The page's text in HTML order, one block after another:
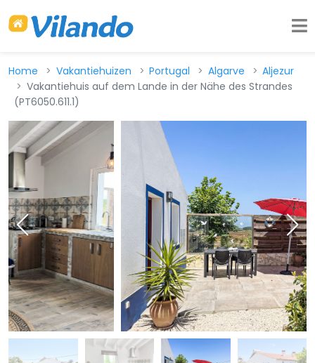
Home Vakantiehuizen Portugal Algarve
Aljezur
Vakantiehuis auf dem Lande in der Nähe des Strandes
(PT6050.611.1)